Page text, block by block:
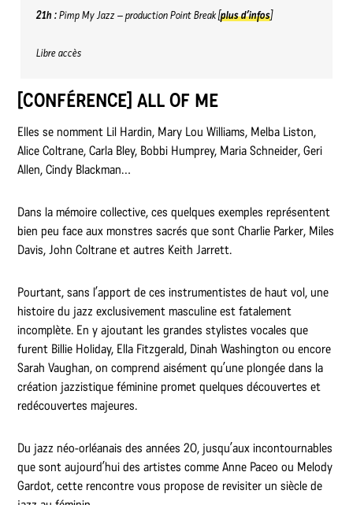
21h :Pimp My Jazz – production Point Break [plus d’infos]
Libre accès
[CONFÉRENCE] ALL OF ME
Elles se nomment Lil Hardin, Mary Lou Williams, Melba Liston,
Alice Coltrane, Carla Bley, Bobbi Humprey, Maria Schneider, Geri
Allen, Cindy Blackman…
Dans la mémoire collective, ces quelques exemples représentent
bien peu face aux monstres sacrés que sont Charlie Parker, Miles
Davis, John Coltrane et autres Keith Jarrett.
Pourtant, sans l’apport de ces instrumentistes de haut vol, une
histoire du jazz exclusivement masculine est fatalement
incomplète. En y ajoutant les grandes stylistes vocales que
furent Billie Holiday, Ella Fitzgerald, Dinah Washington ou encore
Sarah Vaughan, on comprend aisément qu’une plongée dans la
création jazzistique féminine promet quelques découvertes et
redécouvertes majeures.
Du jazz néo-orléanais des années 2O, jusqu’aux incontournables
que sont aujourd’hui des artistes comme Anne Paceo ou Melody
Gardot, cette rencontre vous propose de revisiter un siècle de